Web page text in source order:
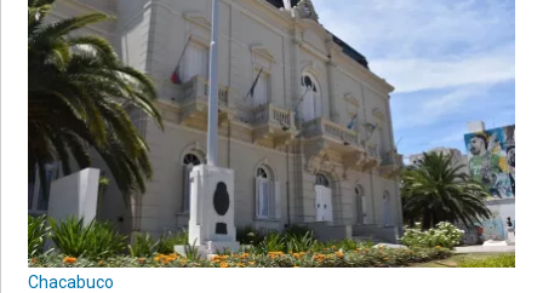
Chacabuco